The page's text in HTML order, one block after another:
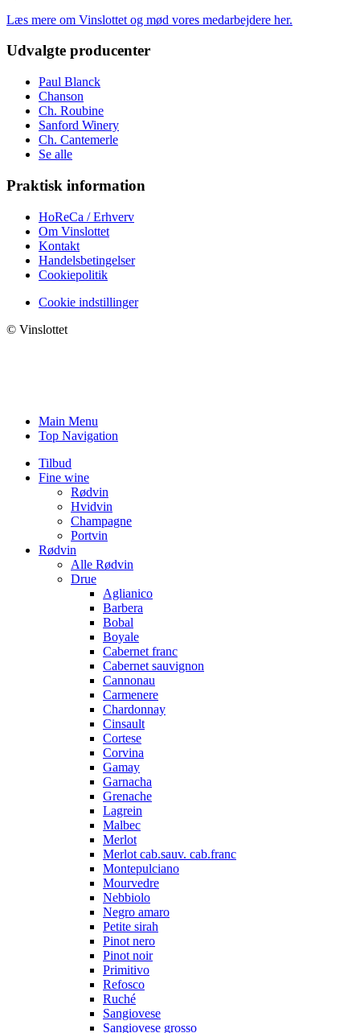
Læs mere om Vinslottet og mød vores medarbejdere her.
Udvalgte producenter
Paul Blanck
Chanson
Ch. Roubine
Sanford Winery
Ch. Cantemerle
Se alle
Praktisk information
HoReCa / Erhverv
Om Vinslottet
Kontakt
Handelsbetingelser
Cookiepolitik
Cookie indstillinger
© Vinslottet
Main Menu
Top Navigation
Tilbud
Fine wine
Rødvin
Hvidvin
Champagne
Portvin
Rødvin
Alle Rødvin
Drue
Aglianico
Barbera
Bobal
Boyale
Cabernet franc
Cabernet sauvignon
Cannonau
Carmenere
Chardonnay
Cinsault
Cortese
Corvina
Gamay
Garnacha
Grenache
Lagrein
Malbec
Merlot
Merlot cab.sauv. cab.franc
Montepulciano
Mourvedre
Nebbiolo
Negro amaro
Petite sirah
Pinot nero
Pinot noir
Primitivo
Refosco
Ruché
Sangiovese
Sangiovese grosso